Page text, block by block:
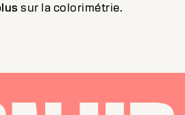
sur la colorimétrie.